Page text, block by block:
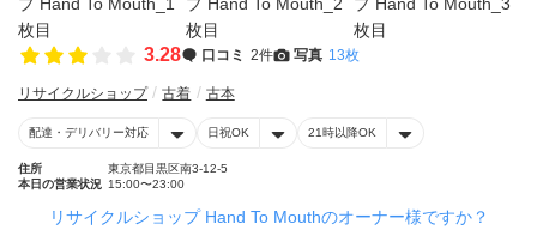
3.28 口コミ 2件 写真 13枚
リサイクルショップ 古着 古本
配達・デリバリー対応 日祝OK 21時以降OK
住所
東京都目黒区南3-12-5
本日の営業状況 15:00〜23:00
リサイクルショップ Hand To Mouthのオーナー様ですか？